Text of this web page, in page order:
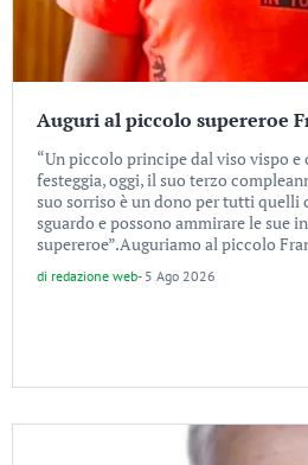
Auguri al piccolo supereroe
“Un piccolo principe dal viso vispo
festeggia, oggi, il suo terzo
suo sorriso è un dono per tutti quelli
sguardo e possono ammirare le sue
supereroe”.Auguriamo al piccolo
di redazione web- 5 Ago 2026